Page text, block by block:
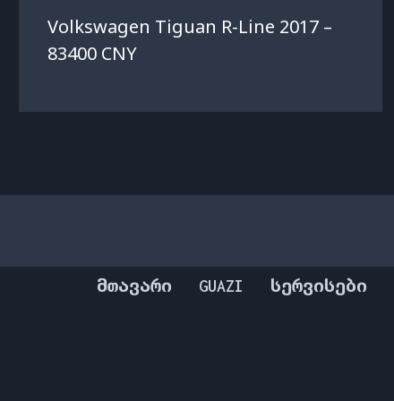
Volkswagen Tiguan R-Line 2017 –
83400 CNY
ᲛᲗᲐᲕᲐᲠᲘ GUAZI ᲡᲔᲠᲕᲘᲡᲔᲑᲘ